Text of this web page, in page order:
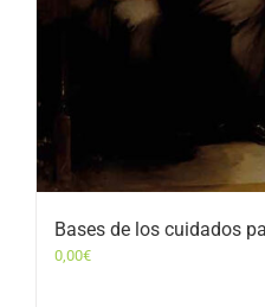
Bases de los cuidados
0,00€